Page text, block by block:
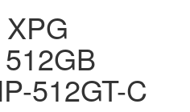
512GT-C